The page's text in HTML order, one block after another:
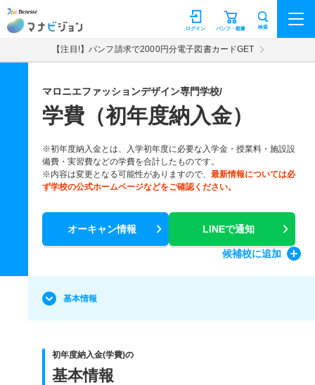
マナビジョン パンフ・願書
ログイン 検索
【注目!】パンフ請求で2000円分電子図書カードGET
マロニエファッションデザイン専門学校/
学費（初年度納入金）
※初年度納入金とは、入学初年度に必要な入学金・授業料・施設設
備費・実習費などの学費を合計したものです。
※内容は変更となる可能性がありますので、 最新情報については必
ず学校の公式ホームページなどをご確認ください。
オーキャン情報 LINEで通知
候補校に追加
基本情報
初年度納入金(学費)の
基本情報